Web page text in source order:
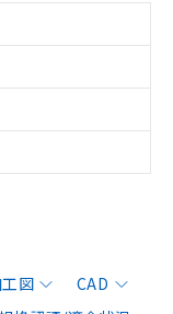
図
CAD